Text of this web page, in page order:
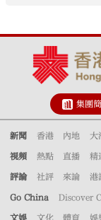
集團
新聞 香港 內地 大
視頻 熱點 直播 精
評論 社評 來論 港
Go China Discover
文娛 文化 體育 娛